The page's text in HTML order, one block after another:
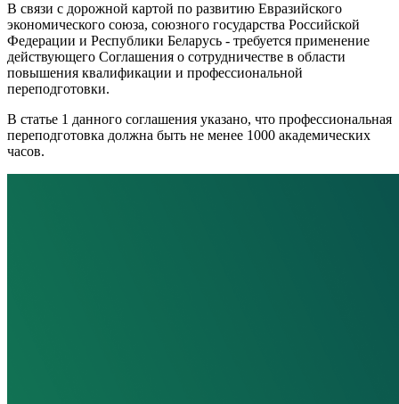
В связи с дорожной картой по развитию Евразийского
экономического союза, союзного государства Российской
Федерации и Республики Беларусь - требуется применение
действующего Соглашения о сотрудничестве в области
повышения квалификации и профессиональной
переподготовки.
В статье 1 данного соглашения указано, что профессиональная
переподготовка должна быть не менее 1000 академических
часов.